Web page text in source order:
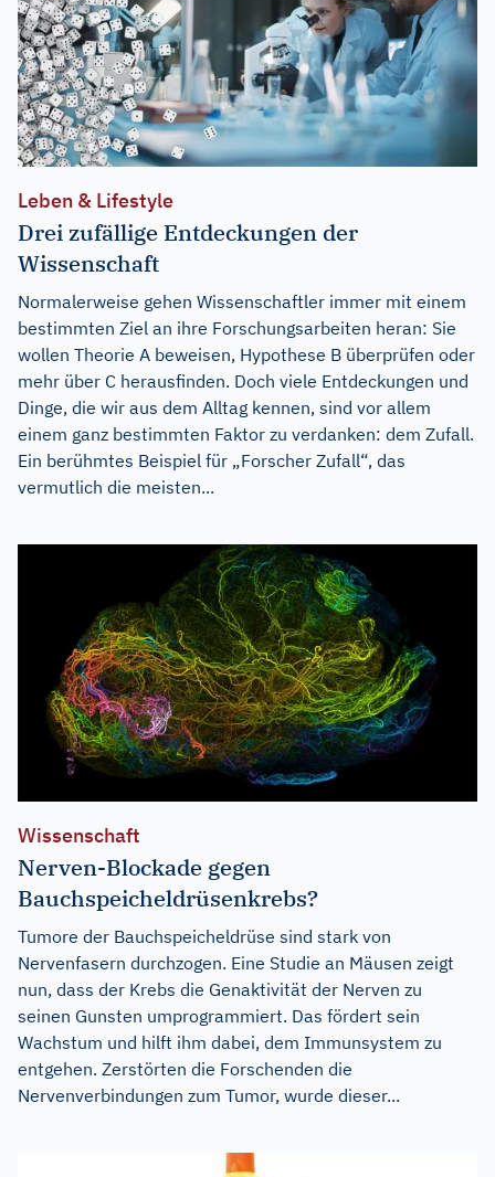
Leben & Lifestyle
Drei zufällige Entdeckungen der
Wissenschaft
Normalerweise gehen Wissenschaftler immer mit einem
bestimmten Ziel an ihre Forschungsarbeiten heran: Sie
wollen Theorie A beweisen, Hypothese B überprüfen oder
mehr über C herausfinden. Doch viele Entdeckungen und
Dinge, die wir aus dem Alltag kennen, sind vor allem
einem ganz bestimmten Faktor zu verdanken: dem Zufall.
Ein berühmtes Beispiel für „Forscher Zufall“, das
vermutlich die meisten...
Wissenschaft
Nerven-Blockade gegen
Bauchspeicheldrüsenkrebs?
Tumore der Bauchspeicheldrüse sind stark von
Nervenfasern durchzogen. Eine Studie an Mäusen zeigt
nun, dass der Krebs die Genaktivität der Nerven zu
seinen Gunsten umprogrammiert. Das fördert sein
Wachstum und hilft ihm dabei, dem Immunsystem zu
entgehen. Zerstörten die Forschenden die
Nervenverbindungen zum Tumor, wurde dieser...